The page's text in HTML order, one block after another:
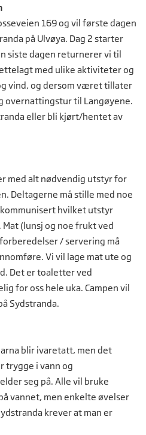
169 og vil første dagen
på Ulvøya. Dag 2 starter
siste dagen returnerer vi til
med ulike aktiviteter og
vind, og dersom været tillater
overnattingstur til Langøyene.
eller bli kjørt/hentet av
med alt nødvendig utstyr for
Deltagerne må stille med noe
hvilket utstyr
(lunsj og noe frukt ved
/ servering må
Vi vil lage mat ute og
Det er toaletter ved
for oss hele uka. Campen vil
Sydstranda.
blir ivaretatt, men det
trygge i vann og
seg på. Alle vil bruke
vannet, men enkelte øvelser
krever at man er